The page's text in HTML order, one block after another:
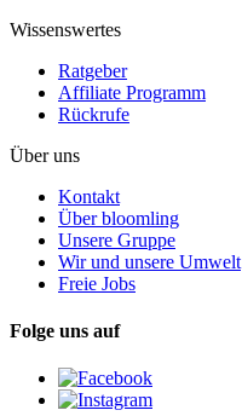
Wissenswertes
Ratgeber
Affiliate Programm
Rückrufe
Über uns
Kontakt
Über bloomling
Unsere Gruppe
Wir und unsere Umwelt
Freie Jobs
Folge uns auf